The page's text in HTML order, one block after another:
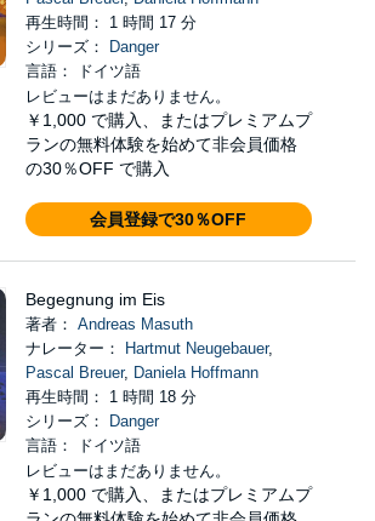
再生時間： 1 時間 17 分
シリーズ：
Danger
言語： ドイツ語
レビューはまだありません。
￥1,000 で購入、またはプレミアムプ
ランの無料体験を始めて非会員価格
の30％OFF で購入
会員登録で30％OFF
Begegnung im Eis
著者： Andreas Masuth
ナレーター：
Hartmut Neugebauer,
Pascal Breuer, Daniela Hoffmann
再生時間： 1 時間 18 分
シリーズ：
Danger
言語： ドイツ語
レビューはまだありません。
￥1,000 で購入、またはプレミアムプ